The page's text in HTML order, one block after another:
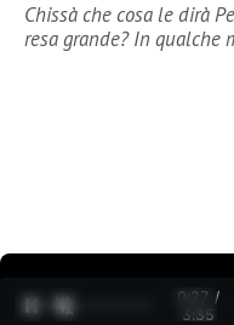
Chissà che cosa le dirà
resa grande? In qualche
0:27 /
3:35